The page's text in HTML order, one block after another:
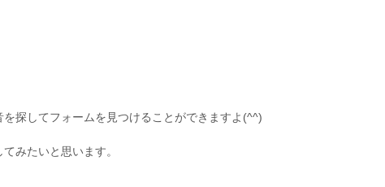
探してフォームを見つけることができますよ(^^)
みたいと思います。